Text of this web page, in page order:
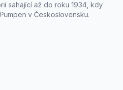
sahající až do roku 1934, kdy
v Československu.